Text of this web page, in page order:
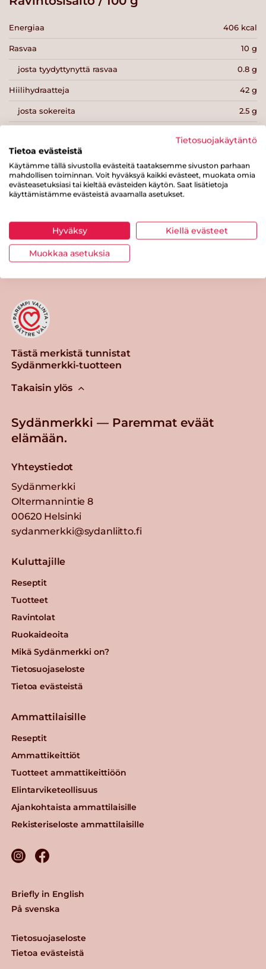
Energiaa 406 kcal
Rasvaa 10 g
josta tyydyttynyttä rasvaa 0.8 g
Hiilihydraatteja 42 g
josta sokereita 2.5 g
Proteiinia
Suolaa 0 g
Tulosta sivu
Tästä merkistä tunnistat
Sydänmerkki-tuotteen
Takaisin ylös
Sydänmerkki — Paremmat eväät
elämään.
Yhteystiedot
Sydänmerkki
Oltermannintie 8
00620 Helsinki
sydanmerkki@sydanliitto.fi
Kuluttajille
Reseptit
Tuotteet
Ravintolat
Ruokaideoita
Mikä Sydänmerkki on?
Tietosuojaseloste
Tietoa evästeistä
Ammattilaisille
Reseptit
Ammattikeittiöt
Tuotteet ammattikeittiöön
Elintarviketeollisuus
Ajankohtaista ammattilaisille
Rekisteriseloste ammattilaisille
Tietosuojaseloste
Tietoa evästeistä
Briefly in English
På svenska
Tietosuojakäytäntö
Tietoa evästeistä
Käytämme tällä sivustolla evästeitä taataksemme sivuston parhaan
mahdollisen toiminnan. Voit hyväksyä kaikki evästeet, muokata omia
evästeasetuksiasi tai kieltää evästeiden käytön. Saat lisätietoja
käyttämistämme evästeistä avaamalla asetukset.
Hyväksy Kiellä evästeet
Muokkaa asetuksia